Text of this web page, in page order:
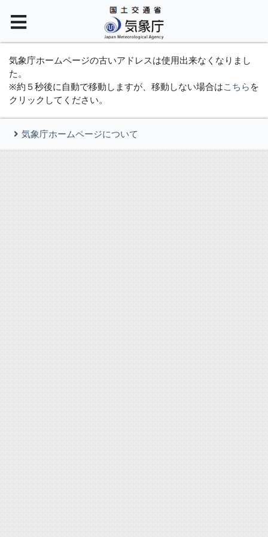
気象庁ホームページの古いアドレスは使用出来なくなりまし
た。
※約５秒後に自動で移動しますが、移動しない場合はこちら を
クリックしてください。
気象庁ホームページについて